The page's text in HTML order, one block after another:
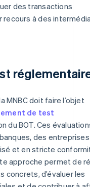
des transactions
à des
doit faire l’objet
de test
du BOT. Ces
des
et en stricte
approche permet de
concrets, d’évaluer les